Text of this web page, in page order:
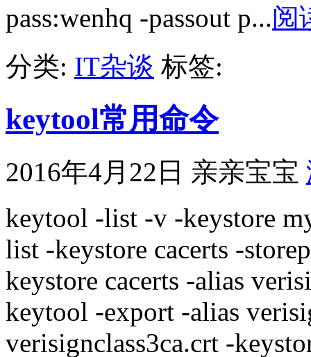
pass:wenhq -passout p...阅
分类: IT杂谈 标签:
keytool常用命令
2016年4月22日 亲亲宝宝
keytool -list -v -keystore
list -keystore cacerts -
keystore cacerts -alias
keytool -export -alias
verisignclass3ca.crt -